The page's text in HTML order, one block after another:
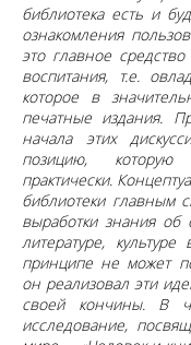
библиотека есть и
ознакомления
это главное
воспитания, т.е.
которое в
печатные издания.
начала этих
позицию, которую
практически.
библиотеки главным
выработки знания об
литературе,
принципе не может
он реализовал эти
своей кончины. В
исследование,